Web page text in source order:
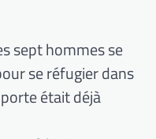
sept hommes se
se réfugier dans
était déjà